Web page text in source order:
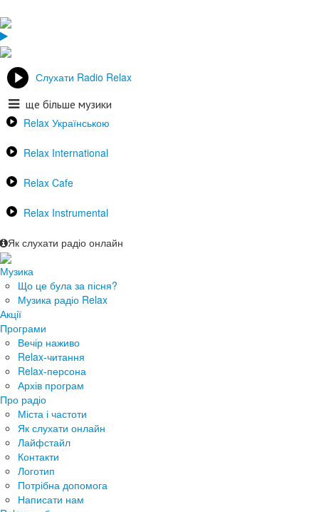
Слухати Radio Relax
ще більше музики
Relax Українською
Relax International
Relax Cafe
Relax Instrumental
Як слухати радіо онлайн
Музика
Що це була за пісня?
Музика радіо Relax
Акції
Програми
Вечір наживо
Relax-читання
Relax-персона
Архів програм
Про радіо
Міста і частоти
Як слухати онлайн
Лайфстайл
Контакти
Логотип
Потрібна допомога
Написати нам